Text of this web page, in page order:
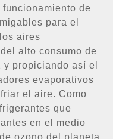
de
para el
aires
alto consumo de
propiciando así el
evaporativos
el aire. Como
que
en el medio
ozono del planeta.